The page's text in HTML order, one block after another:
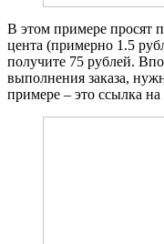
В этом примере просят
цента (примерно 1.5
получите 75 рублей.
выполнения заказа,
примере – это ссылка